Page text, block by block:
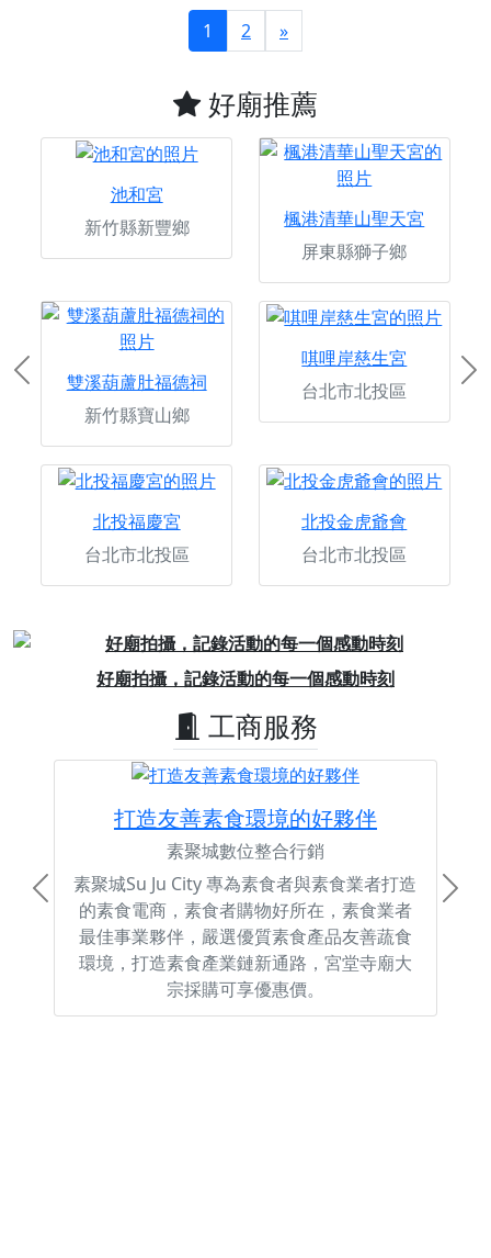
1 2 »
好廟推薦
池和宮
新竹縣新豐鄉
楓港清華山聖天宮
屏東縣獅子鄉
雙溪葫蘆肚福德祠
新竹縣寶山鄉
唭哩岸慈生宮
台北市北投區
北投福慶宮
台北市北投區
北投金虎爺會
台北市北投區
Previous
素聚城，專為素食打造的素食電商
Previous
工商服務
打造友善素食環境的好夥伴
素聚城數位整合行銷
素聚城Su Ju City 專為素食者與素食業者打造
的素食電商，素食者購物好所在，素食業者
最佳事業夥伴，嚴選優質素食產品友善蔬食
環境，打造素食產業鏈新通路，宮堂寺廟大
宗採購可享優惠價。
Previous Next